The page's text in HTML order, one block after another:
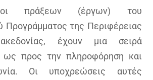
πράξεων (έργων) του
Προγράμματος της Περιφέρειας
έχουν μια σειρά
προς την πληροφόρηση και
Οι υποχρεώσεις αυτές